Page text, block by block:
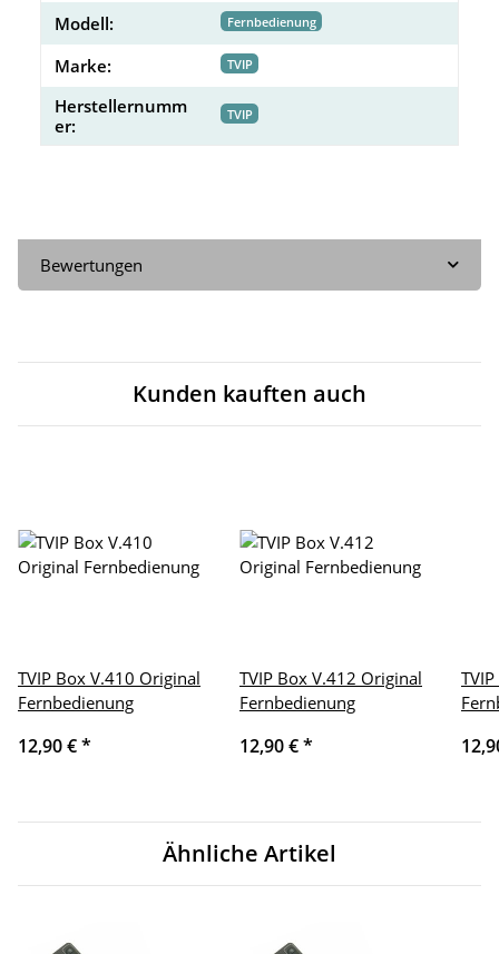
Modell: Fernbedienung
Marke: TVIP
Herstellernumm
er:
TVIP
Bewertungen
Kunden kauften auch
TVIP Box V.410 Original
Fernbedienung
12,90 €*
TVIP Box V.412 Original
Fernbedienung
12,90 €*
Ähnliche Artikel